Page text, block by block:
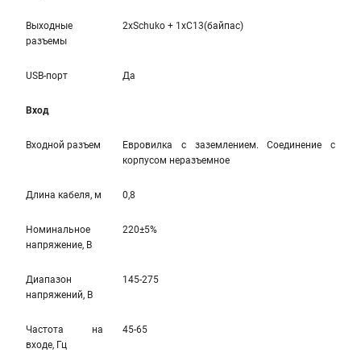
Выходные
разъемы
2xSchuko + 1xC13(байпас)
USB-порт Да
Вход
Входной разъем
Евровилка с заземлением. Соединение с
корпусом неразъемное
Длина кабеля, м 0,8
Номинальное
напряжение, В
220±5%
Диапазон
напряжений, В
145-275
Частота на
входе, Гц
45-65